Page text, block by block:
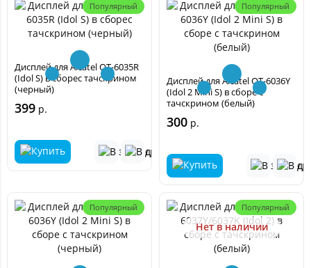
Популярный
Дисплей для Alcatel OT-6035R
(Idol S) в сборес тачскрином
(черный)
399 р.
Популярный
Дисплей для Alcatel OT-6036Y
(Idol 2 Mini S) в сборе с
тачскрином (белый)
300 р.
Популярный Популярный
Нет в наличии